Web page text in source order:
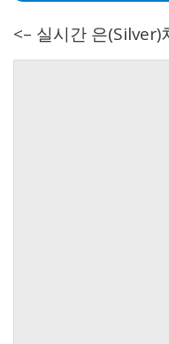
<– 실시간 은(Silver)